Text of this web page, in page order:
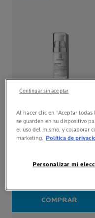
SUBSTIANESERUM
Corrector reconstituyente
anti-arrugas Piel sensible
COMPRAR
Al hacer clic en “Aceptar todas
se guarden en su dispositivo
el uso del mismo, y colaborar
marketing. Política de
Personalizar mi
Continuar sin aceptar